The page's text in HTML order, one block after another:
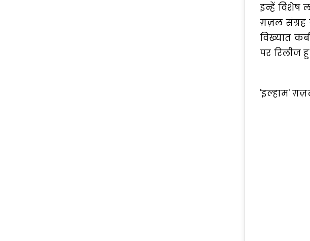
इन्हें विशेष
ग़ज़ल संग्रह
विख्यात
पर रिलीज
'इल्हाम'